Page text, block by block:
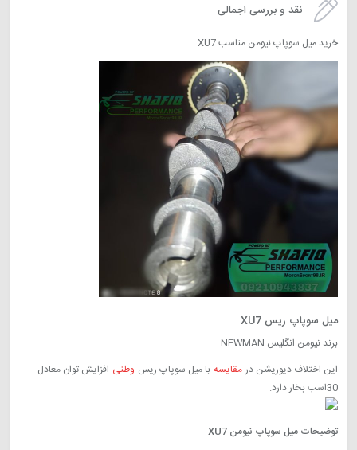
نقد و بررسی اجمالی
خرید میل سوپاپ نیومن مناسب XU7
میل سوپاپ ریس XU7
برند نیومن انگلیس NEWMAN
این اختلاف دیوریشن درمقایسه با میل سوپاپ ریس وطنی افزایش توان معادل
30اسب بخار دارد.
توضیحات میل سوپاپ نیومن XU7